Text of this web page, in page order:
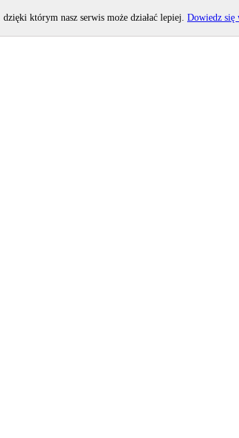
którym nasz serwis może działać lepiej. Dowiedz się